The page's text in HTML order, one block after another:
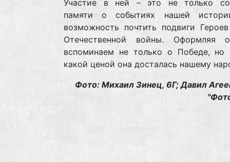
Участие в ней – это не только
памяти о событиях нашей
возможность почтить подвиги
Отечественной войны. Оформляя
вспоминаем не только о Победе,
какой ценой она досталась нашему
Фото: Михаил Зинец, 6Г; Давил